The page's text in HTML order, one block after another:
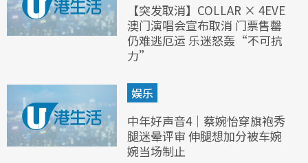
【突发取消】COLLAR × 4EVE
澳门演唱会宣布取消 门票售罄
仍难逃厄运 乐迷怒轰“不可抗
力”
娱乐
中年好声音4｜蔡婉怡穿旗袍秀
腿迷晕评审 伸腿想加分被车婉
婉当场制止